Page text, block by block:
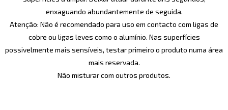
enxaguando abundantemente de seguida.
Atenção: Não é recomendado para uso em contacto com ligas de
cobre ou ligas leves como o alumínio. Nas superfícies
possivelmente mais sensíveis, testar primeiro o produto numa área
mais reservada.
Não misturar com outros produtos.